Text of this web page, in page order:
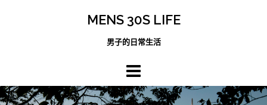
MENS 30S LIFE
男子的日常生活